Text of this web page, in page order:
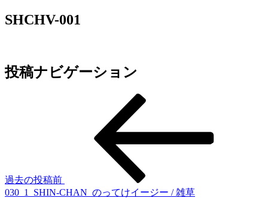
SHCHV-001
投稿ナビゲーション
過去の投稿前
030_1_SHIN-CHAN_のってけイージー / 雑草